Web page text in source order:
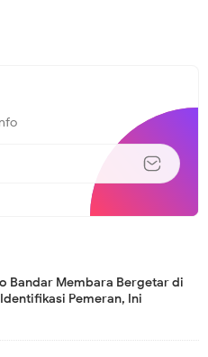
Bandar Membara Bergetar di
Pemeran, Ini